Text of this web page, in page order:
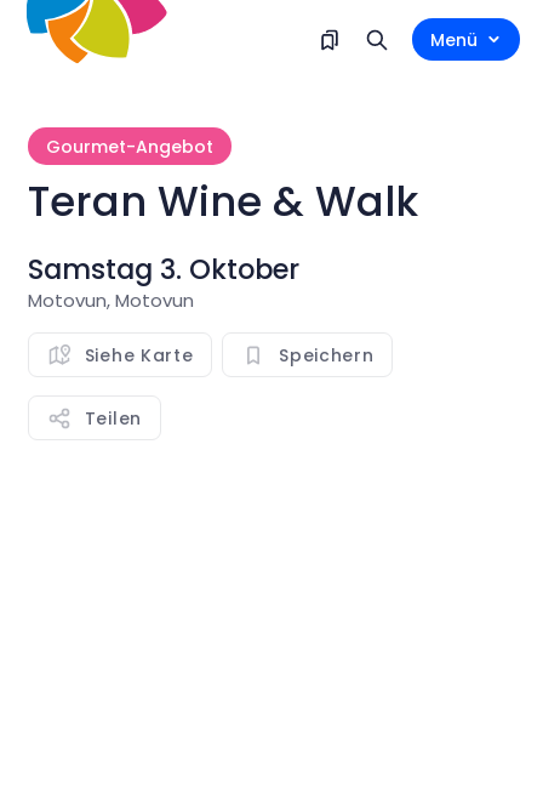
Menü
Gourmet-Angebot
Teran Wine & Walk
Samstag 3. Oktober
Motovun, Motovun
Siehe Karte Speichern
Teilen